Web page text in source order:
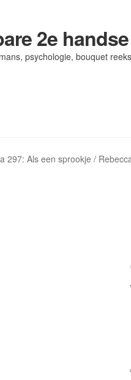
2e
psychologie, bouquet
297: Als een sprookje /